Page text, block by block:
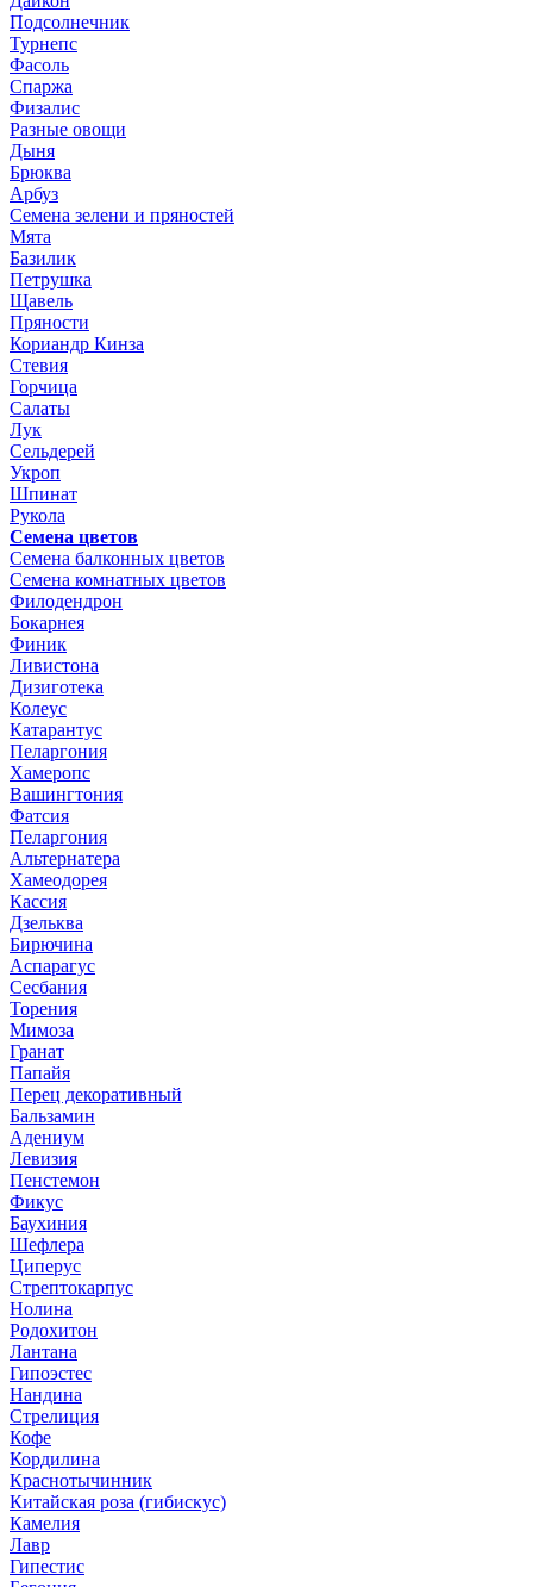
Подсолнечник
Турнепс
Фасоль
Спаржа
Физалис
Разные овощи
Дыня
Брюква
Арбуз
Семена зелени и пряностей
Мята
Базилик
Петрушка
Щавель
Пряности
Кориандр Кинза
Стевия
Горчица
Салаты
Лук
Сельдерей
Укроп
Шпинат
Рукола
Семена цветов
Семена балконных цветов
Семена комнатных цветов
Филодендрон
Бокарнея
Финик
Ливистона
Дизиготека
Колеус
Катарантус
Пеларгония
Хамеропс
Вашингтония
Фатсия
Пеларгония
Альтернатера
Хамеодорея
Кассия
Дзельква
Бирючина
Аспарагус
Сесбания
Торения
Мимоза
Гранат
Папайя
Перец декоративный
Бальзамин
Адениум
Левизия
Пенстемон
Фикус
Баухиния
Шефлера
Циперус
Стрептокарпус
Нолина
Родохитон
Лантана
Гипоэстес
Нандина
Стрелиция
Кофе
Кордилина
Краснотычинник
Китайская роза (гибискус)
Камелия
Лавр
Гипестис